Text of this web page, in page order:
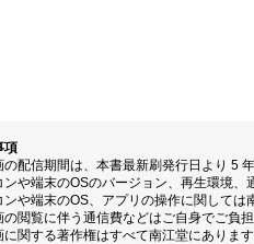
項
の配信期間は、本書最新刷発行日より 5
ンや端末のOSのバージョン、再生環境
ンや端末のOS、アプリの操作に関しては
の閲覧に伴う通信費などはご自身でご負担
に関する著作権はすべて南江堂にありま